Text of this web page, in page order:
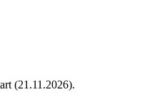
(21.11.2026).